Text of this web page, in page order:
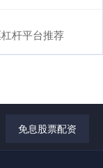
杆平台推荐
免息股票配资